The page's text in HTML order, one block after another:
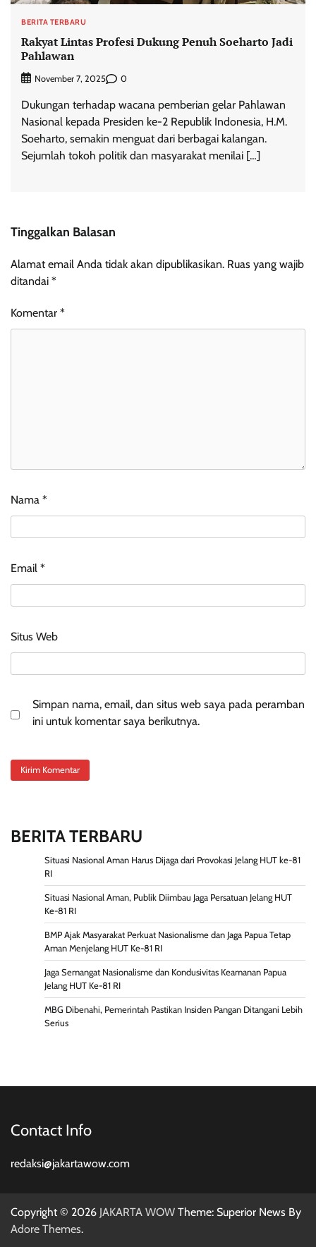
BERITA TERBARU
Rakyat Lintas Profesi Dukung Penuh Soeharto Jadi
Pahlawan
November 7, 2025 0
Dukungan terhadap wacana pemberian gelar Pahlawan
Nasional kepada Presiden ke-2 Republik Indonesia, H.M.
Soeharto, semakin menguat dari berbagai kalangan.
Sejumlah tokoh politik dan masyarakat menilai […]
Tinggalkan Balasan
Alamat email Anda tidak akan dipublikasikan. Ruas yang wajib
ditandai *
Komentar *
Nama *
Email *
Situs Web
Simpan nama, email, dan situs web saya pada peramban
ini untuk komentar saya berikutnya.
BERITA TERBARU
Situasi Nasional Aman Harus Dijaga dari Provokasi Jelang HUT ke-81
RI
Situasi Nasional Aman, Publik Diimbau Jaga Persatuan Jelang HUT
Ke-81 RI
BMP Ajak Masyarakat Perkuat Nasionalisme dan Jaga Papua Tetap
Aman Menjelang HUT Ke-81 RI
Jaga Semangat Nasionalisme dan Kondusivitas Keamanan Papua
Jelang HUT Ke-81 RI
MBG Dibenahi, Pemerintah Pastikan Insiden Pangan Ditangani Lebih
Serius
Contact Info
redaksi@jakartawow.com
Copyright © 2026 JAKARTA WOW Theme: Superior News By
Adore Themes.